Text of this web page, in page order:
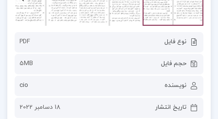
نوع فایل PDF
حجم فایل 5MB
نویسنده cio
تاریخ انتشار 18 دسامبر 2022